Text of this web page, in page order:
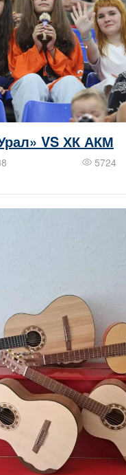
VS ХК АКМ
5724